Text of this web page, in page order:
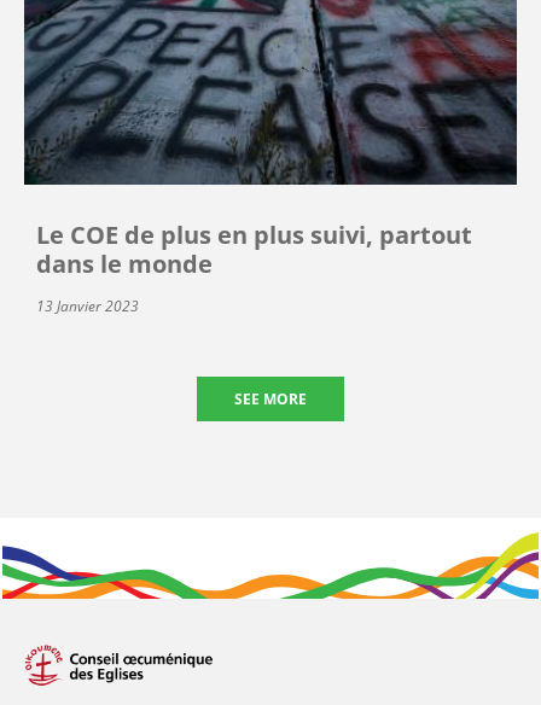
Le COE de plus en plus suivi, partout
dans le monde
13 Janvier 2023
SEE MORE